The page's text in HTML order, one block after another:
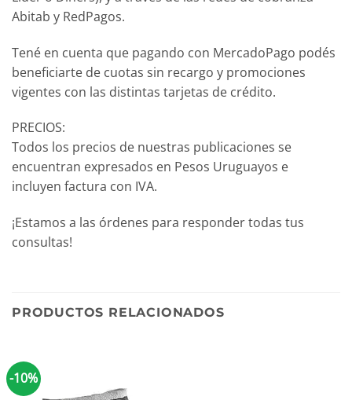
Abitab y RedPagos.
Tené en cuenta que pagando con MercadoPago podés
beneficiarte de cuotas sin recargo y promociones
vigentes con las distintas tarjetas de crédito.
PRECIOS:
Todos los precios de nuestras publicaciones se
encuentran expresados en Pesos Uruguayos e
incluyen factura con IVA.
¡Estamos a las órdenes para responder todas tus
consultas!
PRODUCTOS RELACIONADOS
-10%